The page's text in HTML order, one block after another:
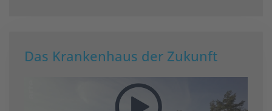
Das Krankenhaus der Zukunft